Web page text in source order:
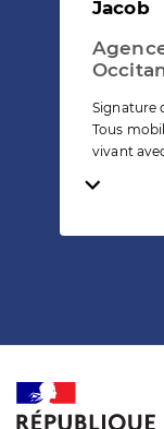
Jacob
Signature
Tous
vivant
Temps de